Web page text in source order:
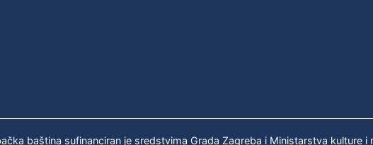
baština sufinanciran je sredstvima Grada Zagreba i Ministarstva kulture i